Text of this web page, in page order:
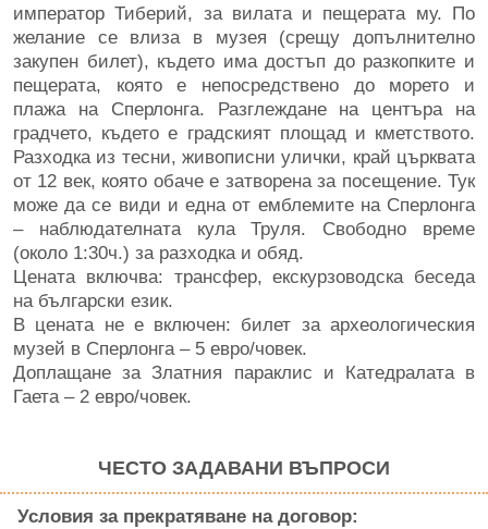
император Тиберий, за вилата и пещерата му. По
желание се влиза в музея (срещу допълнително
закупен билет), където има достъп до разкопките и
пещерата, която е непосредствено до морето и
плажа на Сперлонга. Разглеждане на центъра на
градчето, където е градският площад и кметството.
Разходка из тесни, живописни улички, край църквата
от 12 век, която обаче е затворена за посещение. Тук
може да се види и една от емблемите на Сперлонга
– наблюдателната кула Труля. Свободно време
(около 1:30ч.) за разходка и обяд.
Цената включва: трансфер, екскурзоводска беседа
на български език.
В цената не е включен: билет за археологическия
музей в Сперлонга – 5 евро/човек.
Доплащане за Златния параклис и Катедралата в
Гаета – 2 евро/човек.
ЧЕСТО ЗАДАВАНИ ВЪПРОСИ
Условия за прекратяване на договор: